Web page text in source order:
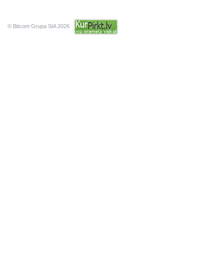
© Bitcom Grupa SIA 2026